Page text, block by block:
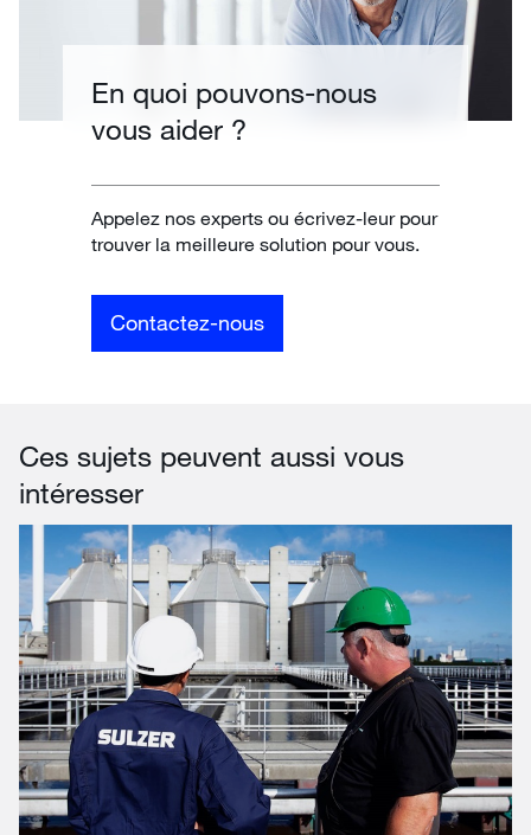
En quoi pouvons-nous
vous aider ?
Appelez nos experts ou écrivez-leur pour
trouver la meilleure solution pour vous.
Contactez-nous
Ces sujets peuvent aussi vous
intéresser